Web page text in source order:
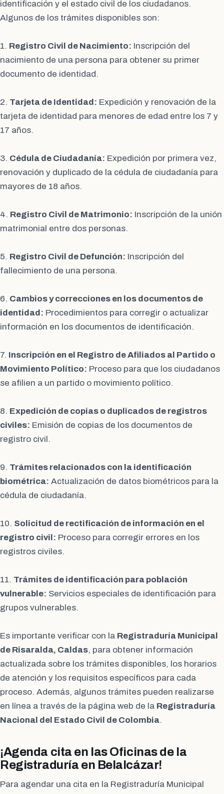
identificación y el estado civil de los ciudadanos.
Algunos de los trámites disponibles son:
1. Registro Civil de Nacimiento: Inscripción del
nacimiento de una persona para obtener su primer
documento de identidad.
2. Tarjeta de Identidad: Expedición y renovación de la
tarjeta de identidad para menores de edad entre los 7 y
17 años.
3. Cédula de Ciudadanía: Expedición por primera vez,
renovación y duplicado de la cédula de ciudadanía para
mayores de 18 años.
4. Registro Civil de Matrimonio: Inscripción de la unión
matrimonial entre dos personas.
5. Registro Civil de Defunción: Inscripción del
fallecimiento de una persona.
6. Cambios y correcciones en los documentos de
identidad: Procedimientos para corregir o actualizar
información en los documentos de identificación.
7. Inscripción en el Registro de Afiliados al Partido o
Movimiento Político: Proceso para que los ciudadanos
se afilien a un partido o movimiento político.
8. Expedición de copias o duplicados de registros
civiles: Emisión de copias de los documentos de
registro civil.
9. Trámites relacionados con la identificación
biométrica: Actualización de datos biométricos para la
cédula de ciudadanía.
10. Solicitud de rectificación de información en el
registro civil: Proceso para corregir errores en los
registros civiles.
11. Trámites de identificación para población
vulnerable: Servicios especiales de identificación para
grupos vulnerables.
Es importante verificar con la Registraduría Municipal
de Risaralda, Caldas, para obtener información
actualizada sobre los trámites disponibles, los horarios
de atención y los requisitos específicos para cada
proceso. Además, algunos trámites pueden realizarse
en línea a través de la página web de la Registraduría
Nacional del Estado Civil de Colombia.
¡Agenda cita en las Oficinas de la
Registraduría en Belalcázar!
Para agendar una cita en la Registraduría Municipal